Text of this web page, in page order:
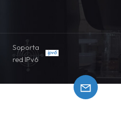
Soporta
red IPv6